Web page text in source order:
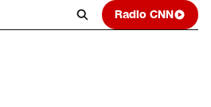
Radio CNN